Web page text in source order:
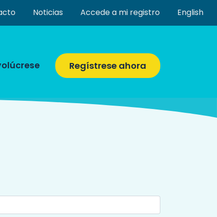
Noticias Accede a mi registro English
Regístrese ahora